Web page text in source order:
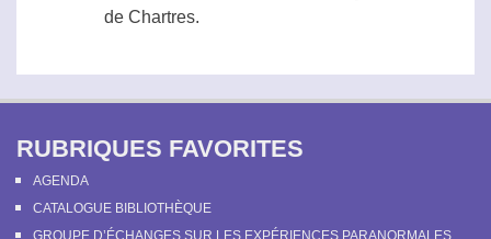
de Chartres.
RUBRIQUES FAVORITES
AGENDA
CATALOGUE BIBLIOTHÈQUE
GROUPE D’ÉCHANGES SUR LES EXPÉRIENCES PARANORMALES